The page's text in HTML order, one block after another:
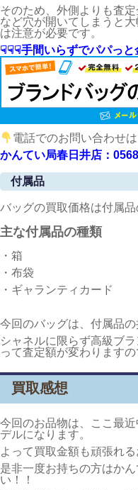
そのため、外側よりも査
など穴が開いてしまうと
は注意が必要です。
☟☟☟手間いらずでパパっ
電話でのお問い合わせ
かんてい局春日井店：
付属品
バッグの買取価格は付属品
主な付属品の種類
・箱
・布袋
・ギャランティカード
今回のバッグは、付属品
シャネルに限らず高級ブ
って査定額が変わります
買取感想
今回のお品物は、ここ最
デルになります。
よって買取金額も頑張れ
是非一度お持ちの方はか
い！！